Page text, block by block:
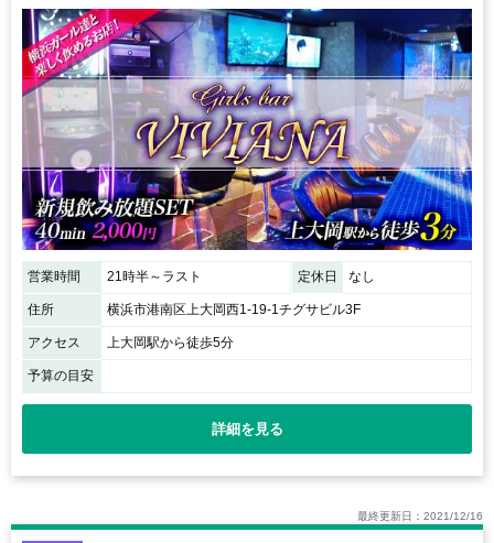
営業時間 21時半～ラスト 定休日 なし
住所 横浜市港南区上大岡西1-19-1チグサビル3F
アクセス 上大岡駅から徒歩5分
予算の目安
詳細を見る
最終更新日：2021/12/16